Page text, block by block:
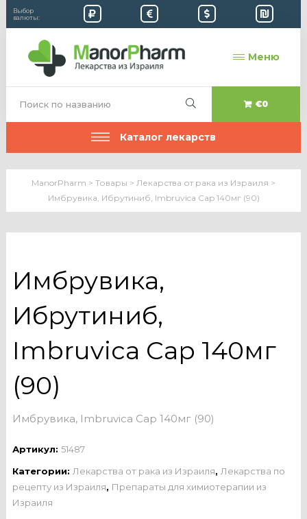
Выбор
валюты:
Меню
€0
Каталог лекарств
ManorPharm > Товары > Лекарства от рака из Израиля >
Имбрувика, Ибрутиниб, Imbruvica Cap 140мг (90)
Имбрувика,
Ибрутиниб,
Imbruvica Cap 140мг
(90)
Имбрувика, Imbruvica Cap 140мг (90)
Артикул: 51487
Категории: Лекарства от рака из Израиля, Лекарства по
рецепту из Израиля, Препараты для химиотерапии из
Израиля